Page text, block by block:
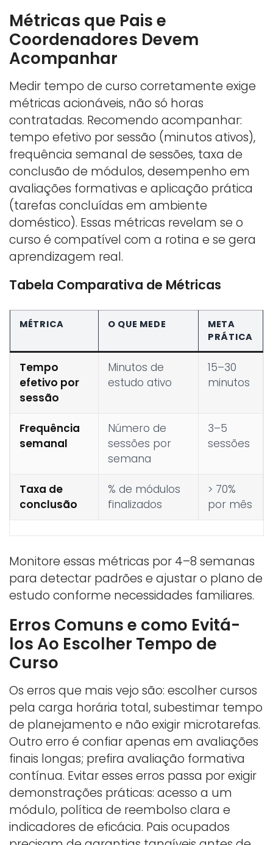
Métricas que Pais e
Coordenadores Devem
Acompanhar
Medir tempo de curso corretamente exige
métricas acionáveis, não só horas
contratadas. Recomendo acompanhar:
tempo efetivo por sessão (minutos ativos),
frequência semanal de sessões, taxa de
conclusão de módulos, desempenho em
avaliações formativas e aplicação prática
(tarefas concluídas em ambiente
doméstico). Essas métricas revelam se o
curso é compatível com a rotina e se gera
aprendizagem real.
Tabela Comparativa de Métricas
MÉTRICA O QUE MEDE
META
PRÁTICA
Tempo
efetivo por
sessão
Minutos de
estudo ativo
15–30
minutos
Frequência
semanal
Número de
sessões por
semana
3–5
sessões
Taxa de
conclusão
% de módulos
finalizados
> 70%
por mês
Monitore essas métricas por 4–8 semanas
para detectar padrões e ajustar o plano de
estudo conforme necessidades familiares.
Erros Comuns e como Evitá-
los Ao Escolher Tempo de
Curso
Os erros que mais vejo são: escolher cursos
pela carga horária total, subestimar tempo
de planejamento e não exigir microtarefas.
Outro erro é confiar apenas em avaliações
finais longas; prefira avaliação formativa
contínua. Evitar esses erros passa por exigir
demonstrações práticas: acesso a um
módulo, política de reembolso clara e
indicadores de eficácia. Pais ocupados